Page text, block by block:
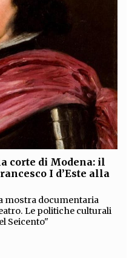
corte di Modena: il
I d’Este alla
mostra documentaria
Le politiche culturali
Seicento"